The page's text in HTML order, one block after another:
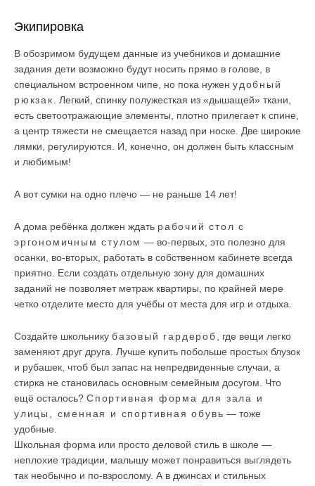
Экипировка
В обозримом будущем данные из учебников и домашние
задания дети возможно будут носить прямо в голове, в
специальном встроенном чипе, но пока нужен удобный
рюкзак
. Легкий, спинку полужесткая из «дышащей» ткани,
есть светоотражающие элементы, плотно прилегает к спине,
а центр тяжести не смещается назад при носке. Две широкие
лямки, регулируются. И, конечно, он должен быть классным
и любимым!
А вот сумки на одно плечо — не раньше 14 лет!
А дома ребёнка должен ждать рабочий стол с
эргономичным стулом — во-первых, это полезно для
осанки, во-вторых, работать в собственном кабинете всегда
приятно. Если создать отдельную зону для домашних
заданий не позволяет метраж квартиры, по крайней мере
четко отделите место для учёбы от места для игр и отдыха.
Создайте школьнику базовый гардероб
, где вещи легко
заменяют друг друга. Лучше купить побольше простых блузок
и рубашек, чтоб был запас на непредвиденные случаи, а
стирка не становилась основным семейным досугом. Что
ещё осталось? Спортивная форма для зала и
улицы, сменная и спортивная обувь — тоже
удобные.
Школьная форма или просто деловой стиль в школе —
неплохие традиции, малышу может понравиться выглядеть
так необычно и по-взрослому. А в джинсах и стильных